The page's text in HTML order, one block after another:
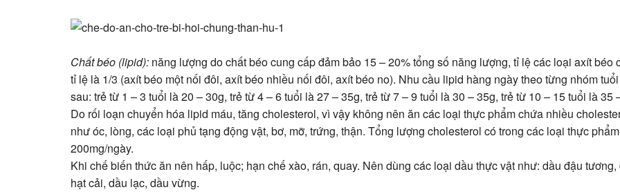
Chất béo (lipid): năng lượng do chất béo cung cấp đảm bảo 15 – 20% tổng số năng lượng, tỉ lệ các loại axít béo
tỉ lệ là 1/3 (axít béo một nối đôi, axít béo nhiều nối đôi, axít béo no). Nhu cầu lipid hàng ngày theo từng nhóm
sau: trẻ từ 1 – 3 tuổi là 20 – 30g, trẻ từ 4 – 6 tuổi là 27 – 35g, trẻ từ 7 – 9 tuổi là 30 – 35g, trẻ từ 10 – 15 tuổi là 35
Do rối loạn chuyển hóa lipid máu, tăng cholesterol, vì vậy không nên ăn các loại thực phẩm chứa nhiều
như óc, lòng, các loại phủ tạng động vật, bơ, mỡ, trứng, thận. Tổng lượng cholesterol có trong các loại thực
200mg/ngày.
Khi chế biến thức ăn nên hấp, luộc; hạn chế xào, rán, quay. Nên dùng các loại dầu thực vật như: dầu đậu tương,
hạt cải, dầu lạc, dầu vừng.